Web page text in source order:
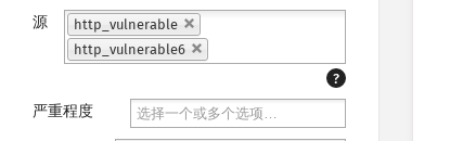
源
http_vulnerable
http_vulnerable6
?
严重程度